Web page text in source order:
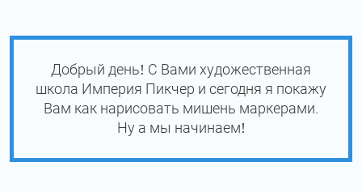
Добрый день! С Вами художественная
школа Империя Пикчер и сегодня я покажу
Вам как нарисовать мишень маркерами.
Ну а мы начинаем!